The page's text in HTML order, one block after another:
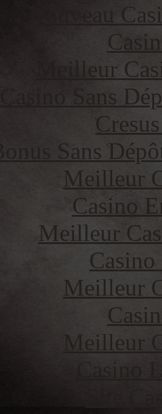
Nouveau
Meilleur
Casino Sans
Bonus Sans
Meilleur
Casino
Meilleur
Meilleur
Meilleur